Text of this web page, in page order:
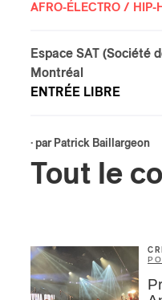
AFRO-ÉLECTRO / HIP-
Espace SAT (Société
Montréal
ENTRÉE LIBRE
· par Patrick Baillargeon
Tout le